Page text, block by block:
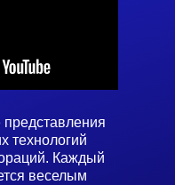
технологий
Каждый
веселым